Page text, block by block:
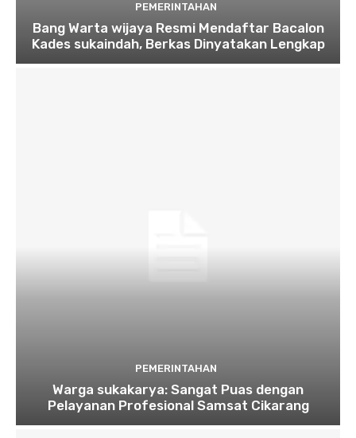
PEMERINTAHAN
Bang Warta wijaya Resmi Mendaftar Bacalon
Kades sukaindah, Berkas Dinyatakan Lengkap
PEMERINTAHAN
Warga sukakarya: Sangat Puas dengan
Pelayanan Profesional Samsat Cikarang